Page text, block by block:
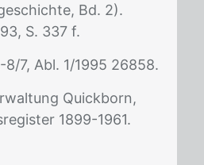
Bd. 2).
S. 337 f.
8/7, Abl. 1/1995 26858.
Quickborn,
1899-1961.